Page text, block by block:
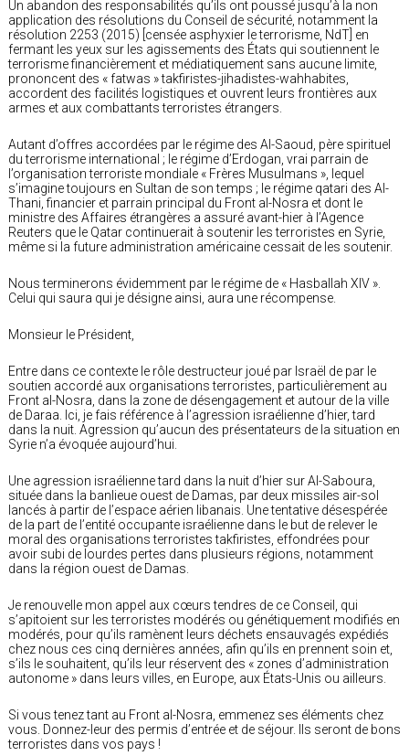
Un abandon des responsabilités qu’ils ont poussé jusqu’à la non
application des résolutions du Conseil de sécurité, notamment la
résolution 2253 (2015) [censée asphyxier le terrorisme, NdT] en
fermant les yeux sur les agissements des États qui soutiennent le
terrorisme financièrement et médiatiquement sans aucune limite,
prononcent des « fatwas » takfiristes-jihadistes-wahhabites,
accordent des facilités logistiques et ouvrent leurs frontières aux
armes et aux combattants terroristes étrangers.
Autant d’offres accordées par le régime des Al-Saoud, père spirituel
du terrorisme international ; le régime d’Erdogan, vrai parrain de
l’organisation terroriste mondiale « Frères Musulmans », lequel
s’imagine toujours en Sultan de son temps ; le régime qatari des Al-
Thani, financier et parrain principal du Front al-Nosra et dont le
ministre des Affaires étrangères a assuré avant-hier à l’Agence
Reuters que le Qatar continuerait à soutenir les terroristes en Syrie,
même si la future administration américaine cessait de les soutenir.
Nous terminerons évidemment par le régime de « Hasballah XIV ».
Celui qui saura qui je désigne ainsi, aura une récompense.
Monsieur le Président,
Entre dans ce contexte le rôle destructeur joué par Israël de par le
soutien accordé aux organisations terroristes, particulièrement au
Front al-Nosra, dans la zone de désengagement et autour de la ville
de Daraa. Ici, je fais référence à l’agression israélienne d’hier, tard
dans la nuit. Agression qu’aucun des présentateurs de la situation en
Syrie n’a évoquée aujourd’hui.
Une agression israélienne tard dans la nuit d’hier sur Al-Saboura,
située dans la banlieue ouest de Damas, par deux missiles air-sol
lancés à partir de l’espace aérien libanais. Une tentative désespérée
de la part de l’entité occupante israélienne dans le but de relever le
moral des organisations terroristes takfiristes, effondrées pour
avoir subi de lourdes pertes dans plusieurs régions, notamment
dans la région ouest de Damas.
Je renouvelle mon appel aux cœurs tendres de ce Conseil, qui
s’apitoient sur les terroristes modérés ou génétiquement modifiés en
modérés, pour qu’ils ramènent leurs déchets ensauvagés expédiés
chez nous ces cinq dernières années, afin qu’ils en prennent soin et,
s’ils le souhaitent, qu’ils leur réservent des « zones d’administration
autonome » dans leurs villes, en Europe, aux États-Unis ou ailleurs.
Si vous tenez tant au Front al-Nosra, emmenez ses éléments chez
vous. Donnez-leur des permis d’entrée et de séjour. Ils seront de bons
terroristes dans vos pays !